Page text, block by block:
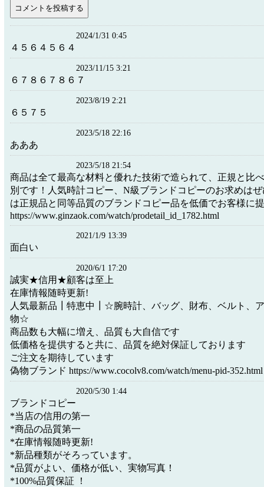
2024/1/31 0:45
４５６４５６４
2023/11/15 3:21
６７８６７８６７
2023/8/19 2:21
６５７５
2023/5/18 22:16
あああ
2023/5/18 21:54
商品は全て最高な材料と優れた技術で造られて、正規と比
別です！人気時計コピー、N級ブランドコピーのお求めは
は正規品と同等品質のブランドコピー品を低価でお客様
https://www.ginzaok.com/watch/prodetail_id_1782.html
2021/1/9 13:39
面白い
2020/6/1 17:20
誠実★信用★顧客は至上
在庫情報随時更新!
人気最新品┃特恵中┃☆腕時計、バッグ、財布、ベルト、
物☆
商品数も大幅に増え、品質も大自信です
低価格を提供すると共に、品質を絶対保証しております
ご注文を期待しています
偽物ブランド https://www.cocolv8.com/watch/menu-pid-352.html
2020/5/30 1:44
ブランドコピー
*当店の信用の第一
*商品の品質第一
*在庫情報随時更新!
*新品種類がそろっています。
*品質がよい、価格が低い、実物写真！
*100%品質保証 ！